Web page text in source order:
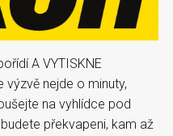
A VYTISKNE
nejde o minuty,
na vyhlídce pod
překvapeni, kam až